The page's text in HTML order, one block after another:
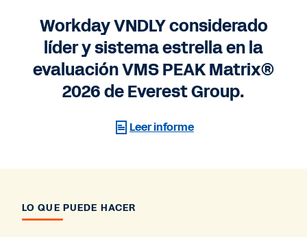
Workday VNDLY considerado
líder y sistema estrella en la
evaluación VMS PEAK Matrix®
2026 de Everest Group.
Leer informe
LO QUE PUEDE HACER